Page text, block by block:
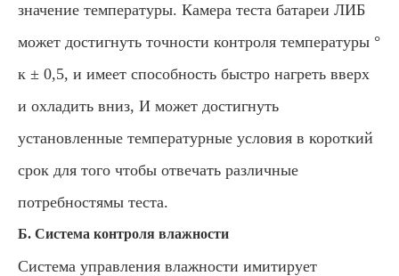
значение температуры. Камера теста батареи ЛИБ
может достигнуть точности контроля температуры °
к ± 0,5, и имеет способность быстро нагреть вверх
и охладить вниз, И может достигнуть
установленные температурные условия в короткий
срок для того чтобы отвечать различные
потребностямы теста.
Б. Система контроля влажности
Система управления влажности имитирует